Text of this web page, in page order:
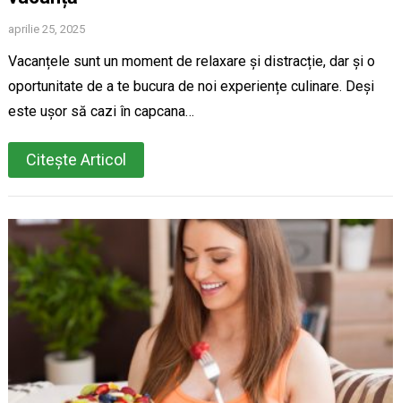
aprilie 25, 2025
Vacanțele sunt un moment de relaxare și distracție, dar și o
oportunitate de a te bucura de noi experiențe culinare. Deși
este ușor să cazi în capcana…
Citește Articol